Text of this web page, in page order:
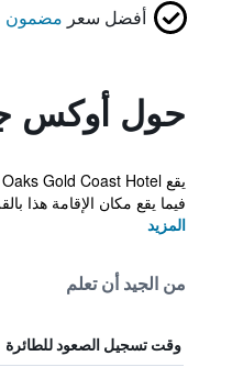
أفضل سعر مضمون
حول أوكس
فيما يقع مكان الإقامة هذا
المزيد
من الجيد أن تعلم
وقت تسجيل الصعود للطائرة